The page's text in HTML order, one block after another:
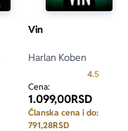
Prosecna ocena je 5.0 od 5
Vin
Harlan Koben
4.5
Cena:
1.099,00RSD
Članska cena i do:
791,28RSD